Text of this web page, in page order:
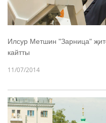
Илсур Метшин "Зарница"
кайтты
11/07/2014